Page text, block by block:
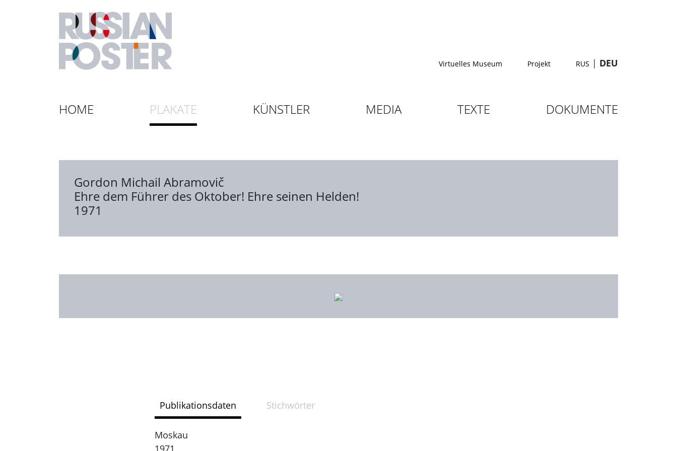
Virtuelles Museum Projekt RUS | DEU
HOME PLAKATE KÜNSTLER MEDIA TEXTE DOKUMENTE
Gordon Michail Abramovič
Ehre dem Führer des Oktober! Ehre seinen Helden!
1971
Publikationsdaten Stichwörter
Moskau
1971